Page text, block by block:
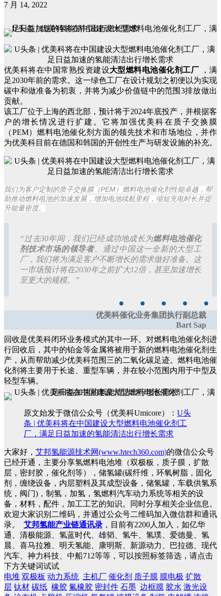
7 月 14, 2022
优美科将在中国常熟投资建设大型燃料电池催化剂工厂
，满
足2030年前的需求。这一绿色工厂在设计规划之初便以为实现
碳中和做准备为初衷，并将为减少价值链中的范围3排放做出
贡献。
该工厂位于上海的西北部，预计将于2024年底投产，并根据客
户的增长情况进行扩建。它将加强优美科在质子交换膜
（PEM）燃料电池催化剂方面的领先技术和市场地位，并作
为优美科目前在德国和韩国的开创性生产与研发设施的补充。
我们为客户定制的质子交换膜（PEM ）燃料电池催化剂性能卓越，帮
助推动燃料电池的加速发展，增加电池续航里程，缩短充电时长并提
升能量密度。
“过去30年间，我们已经成功地成长为燃料电池催化
剂技术市场的领导者。通过中国这一全新的大型工
厂，我们将为满足客户不断增长的需求做好准备。这
一市场预计将在2030年之前扩大12倍，甚至加速增长
至更大的规模。”
优美科催化业务集团执行副总裁
Bart Sap
回收是优美科闭环业务模式的其中一环。对燃料电池催化剂进
行回收后，其中的铂金等金属将被用于新的燃料电池催化剂生
产，从而帮助减少优美科范围三的二氧化碳足迹。燃料电池催
化剂将主要用于长途、重型车辆，并在较小范围内用于中型及
轻型车辆。
原文始发于微信公众号（优美科Umicore）： U头
条 | 优美科将在中国建设大型燃料电池催化剂工
厂，满足日益加速的氢能清洁出行增长需求
大家好， 艾邦氢能源技术网(www.htech360.com)的微信公众号
已经开通，主要分享氢燃料电池堆（双极板，质子膜，扩散
层，密封胶，催化剂等），储氢罐(碳纤维，环氧树脂，固化
剂，缠绕设备，内层塑料及其成型设备，储氢罐，车载供氢系
统，阀门)，制氢，加氢，氢燃料汽车动力系统等相关的设
备，材料，配件，加工工艺的知识。同时分享相关企业信息。
欢迎大家识别二维码，并通过公众号二维码加入微信群和通讯
录。
艾邦氢能产业链通讯录 ，目前有2200人加入，如亿华
通、清极能源、氢蓝时代、雄韬、氢牛、氢璞、爱德曼、氢
晨、喜马拉雅、明天氢能、康明斯、新源动力、巴拉德、现代
汽车、神力科技、中船712等等，可以按照标签筛选，请点击
下方关键词试试
电堆 双极板 动力系统 主机厂 催化剂 质子膜 膜电极 扩散
层 钛材 碳纸 橡胶 氟橡胶 密封件 石墨 边框膜 胶水 激光设